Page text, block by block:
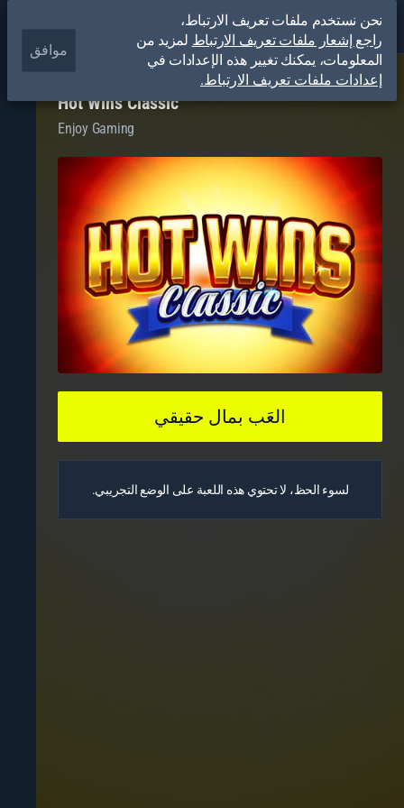
Hot Wins Classic
Enjoy Gaming
العَب بمال حقيقي
لسوء الحظ، لا تحتوي هذه اللعبة على الوضع التجريبي.
نحن نستخدم ملفات تعريف الارتباط،
راجع إشعار ملفات تعريف الارتباط لمزيد من
المعلومات، يمكنك تغيير هذه الإعدادات في
إعدادات ملفات تعريف الارتباط.
موافق